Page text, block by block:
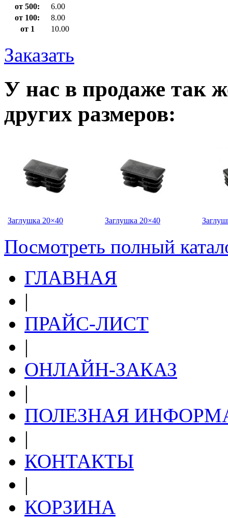
от 500:
6.00
от 100:
8.00
от 1
10.00
Заказать
У нас в продаже так
других размеров:
Заглушка 20×40 Заглушка 20×40
Посмотреть полный
ГЛАВНАЯ
|
ПРАЙС-ЛИСТ
|
ОНЛАЙН-ЗАКАЗ
|
ПОЛЕЗНАЯ
|
КОНТАКТЫ
|
КОРЗИНА